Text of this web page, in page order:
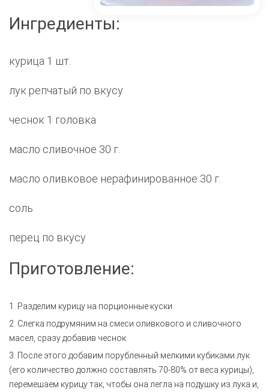
Ингредиенты:
курица 1 шт.
лук репчатый по вкусу
чеснок 1 головка
масло сливочное 30 г.
масло оливковое нерафинированное 30 г.
соль
перец по вкусу
Приготовление:
1. Разделим курицу на порционные куски.
2. Слегка подрумяним на смеси оливкового и сливочного
масел, сразу добавив чеснок.
3. После этого добавим порубленный мелкими кубиками лук
(его количество должно составлять 70-80% от веса курицы),
перемешаем курицу так, чтобы она легла на подушку из лука и,